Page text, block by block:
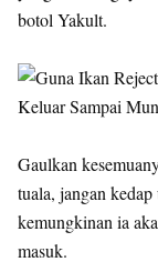
botol Yakult.
Gaulkan
tuala, jangan
kemungkinan ia
masuk.